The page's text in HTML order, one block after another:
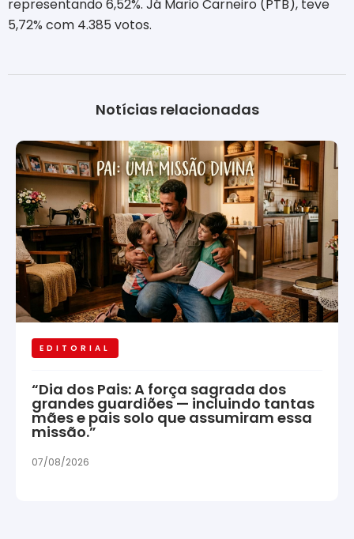
representando 6,52%. Já Mario Carneiro (PTB), teve
5,72% com 4.385 votos.
Notícias relacionadas
EDITORIAL
“Dia dos Pais: A força sagrada dos
grandes guardiões — incluindo tantas
mães e pais solo que assumiram essa
missão.”
07/08/2026